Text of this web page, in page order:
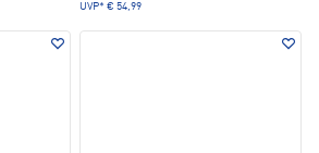
UVP* € 54,99